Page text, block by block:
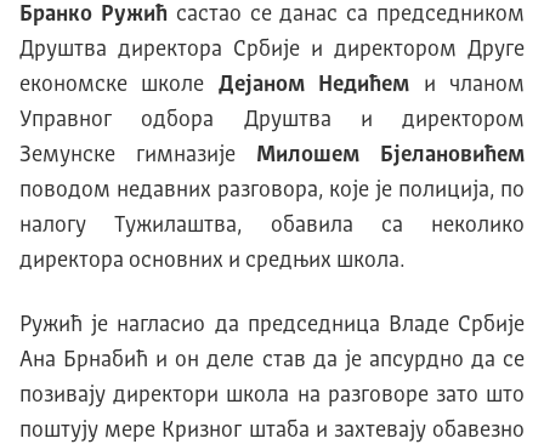
Бранко Ружићсастао се данас са председником
Друштва директора Србије и директором Друге
економске школе Дејаном Недићем и чланом
Управног одбора Друштва и директором
Земунске гимназије Милошем Бјелановићем
поводом недавних разговора, које је полиција, по
налогу Тужилаштва, обавила са неколико
директора основних и средњих школа.
Ружић је нагласио да председница Владе Србије
Ана Брнабић и он деле став да је апсурдно да се
позивају директори школа на разговоре зато што
поштују мере Кризног штаба и захтевају обавезно